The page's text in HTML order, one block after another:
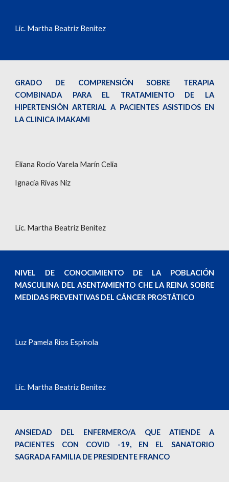
Lic. Martha Beatriz Benítez
GRADO DE COMPRENSIÓN SOBRE TERAPIA
COMBINADA PARA EL TRATAMIENTO DE LA
HIPERTENSIÓN ARTERIAL A PACIENTES ASISTIDOS EN
LA CLINICA IMAKAMI
Eliana Rocío Varela Marín Celia
Ignacia Rivas Niz
Lic. Martha Beatriz Benítez
NIVEL DE CONOCIMIENTO DE LA POBLACIÓN
MASCULINA DEL ASENTAMIENTO CHE LA REINA SOBRE
MEDIDAS PREVENTIVAS DEL CÁNCER PROSTÁTICO
Luz Pamela Rios Espinola
Lic. Martha Beatriz Benítez
ANSIEDAD DEL ENFERMERO/A QUE ATIENDE A
PACIENTES CON COVID -19, EN EL SANATORIO
SAGRADA FAMILIA DE PRESIDENTE FRANCO